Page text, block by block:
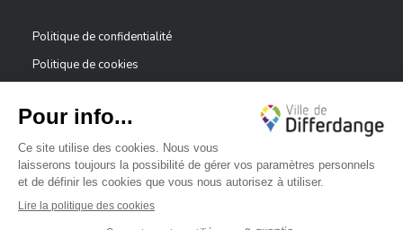
Politique de confidentialité
Politique de cookies
Déclaration d’accessibilité
Dispositif de signalement — lanceurs d’alerte
✕
Bonjour, comment puis-je vous aider ?